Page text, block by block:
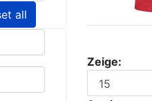
all
Zeige: